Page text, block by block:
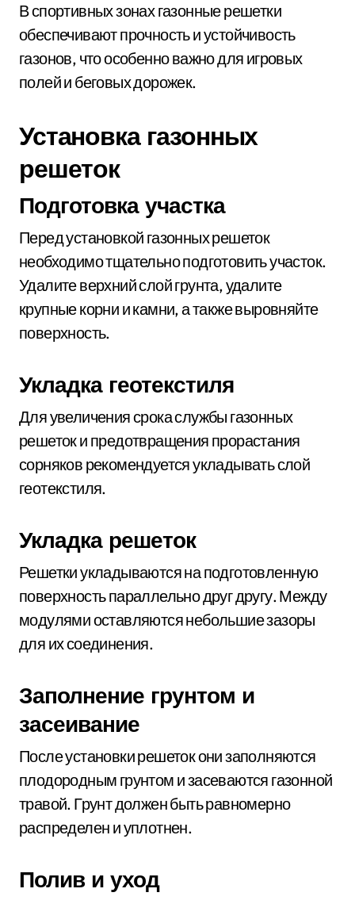
В спортивных зонах газонные решетки
обеспечивают прочность и устойчивость
газонов, что особенно важно для игровых
полей и беговых дорожек.
Установка газонных
решеток
Подготовка участка
Перед установкой газонных решеток
необходимо тщательно подготовить участок.
Удалите верхний слой грунта, удалите
крупные корни и камни, а также выровняйте
поверхность.
Укладка геотекстиля
Для увеличения срока службы газонных
решеток и предотвращения прорастания
сорняков рекомендуется укладывать слой
геотекстиля.
Укладка решеток
Решетки укладываются на подготовленную
поверхность параллельно друг другу. Между
модулями оставляются небольшие зазоры
для их соединения.
Заполнение грунтом и
засеивание
После установки решеток они заполняются
плодородным грунтом и засеваются газонной
травой. Грунт должен быть равномерно
распределен и уплотнен.
Полив и уход